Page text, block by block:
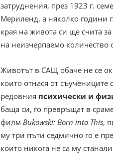
затруднения, през 1923 г.
Мериленд, а няколко години
края на живота си ще счита
на неизчерпаемо количество
Животът в САЩ обаче не се
които отнася от
редовния психически и
баща си, го превръщат в
филм Bukowski: Born into This,
му три пъти седмично го е
които никога не са му